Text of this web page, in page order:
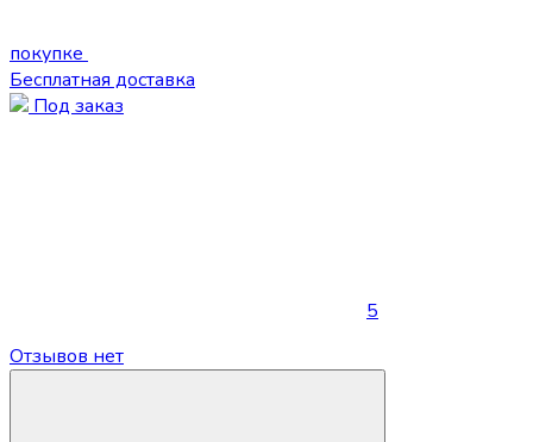
покупке
Бесплатная доставка
Под заказ
5
Отзывов нет